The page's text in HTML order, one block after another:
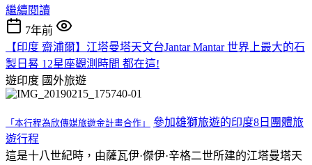
繼續閱讀
7年前
【印度 齋浦爾】江塔曼塔天文台Jantar Mantar 世界上最大的石
製日晷 12星座觀測時間 都在這!
遊印度 國外旅遊
「本行程為欣傳媒旅遊金計畫合作」
參加雄獅旅遊的印度8日團體旅
遊行程
這是十八世紀時，由薩瓦伊·傑伊·辛格二世所建的江塔曼塔天